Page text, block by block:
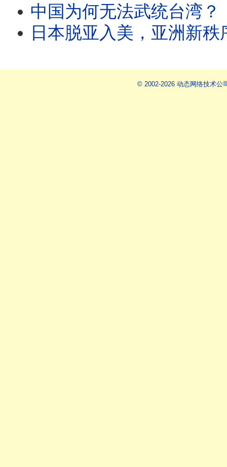
中国为何无法武统台湾？《战争论》已经告诉我们答案
日本脱亚入美，亚洲新秩
© 2002-2026 动态网络技术公